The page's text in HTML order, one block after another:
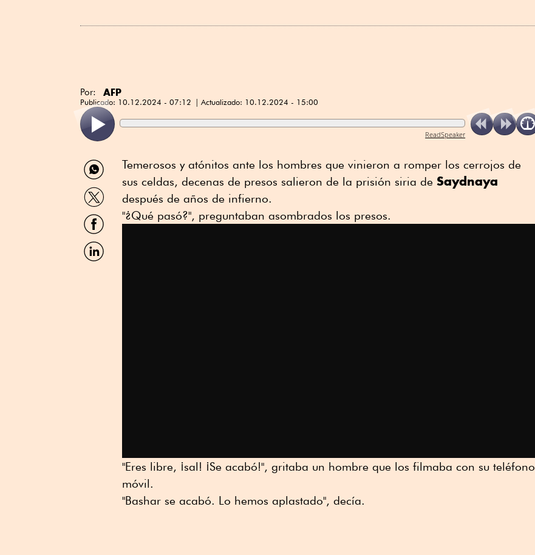
Por: AFP
Publicado: 10.12.2024 - 07:12 Actualizado: 10.12.2024 - 15:00
ReadSpeaker
Compartir
por
WhatsApp
Compartir
por
Twitter
Compartir
por
Facebook
Compartir
por
Temerosos y atónitos ante los hombres que vinieron a romper los cerrojos de
sus celdas, decenas de presos salieron de la prisión siria de Saydnaya
después de años de infierno.
"¿Qué pasó?", preguntaban asombrados los presos.
"Eres libre, ¡sal! ¡Se acabó!", gritaba un hombre que los filmaba con su teléfono
móvil.
"Bashar se acabó. Lo hemos aplastado", decía.